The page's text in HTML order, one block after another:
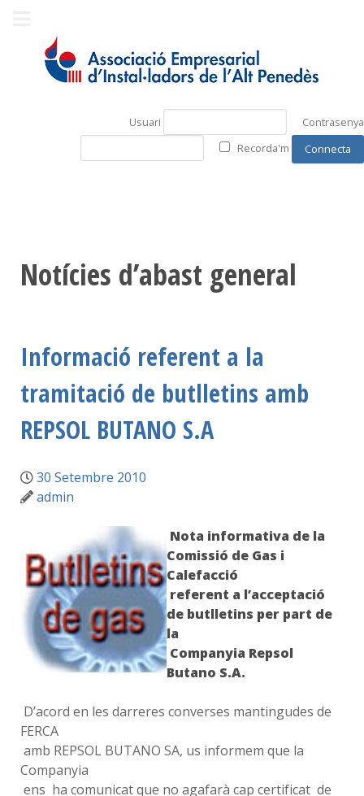
Usuari
Contrasenya
Recorda'm
Notícies d’abast general
Informació referent a la
tramitació de butlletins amb
REPSOL BUTANO S.A
30 Setembre 2010
admin
Nota informativa de la
Comissió de Gas i
Calefacció
referent a l’acceptació
de butlletins per part de
la
Companyia Repsol
Butano S.A.
D’acord en les darreres converses mantingudes de
FERCA
amb REPSOL BUTANO SA, us informem que la
Companyia
ens ha comunicat que no agafarà cap certificat de